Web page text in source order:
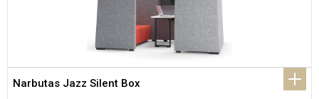
Narbutas Jazz Silent Box